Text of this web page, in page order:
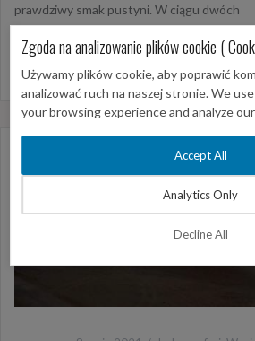
prawdziwy smak pustyni. W ciągu dwóch
Zgoda na analizowanie plików cookie (
Używamy plików cookie, aby poprawić
analizować ruch na naszej stronie. We
your browsing experience and analyze
Accept All
Analytics Only
Decline All